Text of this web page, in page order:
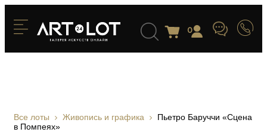
0
Все лоты Живопись и графика
Пьетро Баруччи «Сцена
в Помпеях»